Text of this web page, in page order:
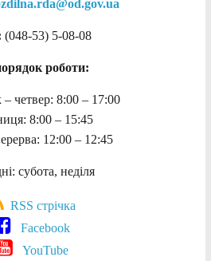
(048-53) 5-08-08
роботи:
– четвер: 8:00 – 17:00
8:00 – 15:45
12:00 – 12:45
субота, неділя
RSS стрічка
Facebook
YouTube